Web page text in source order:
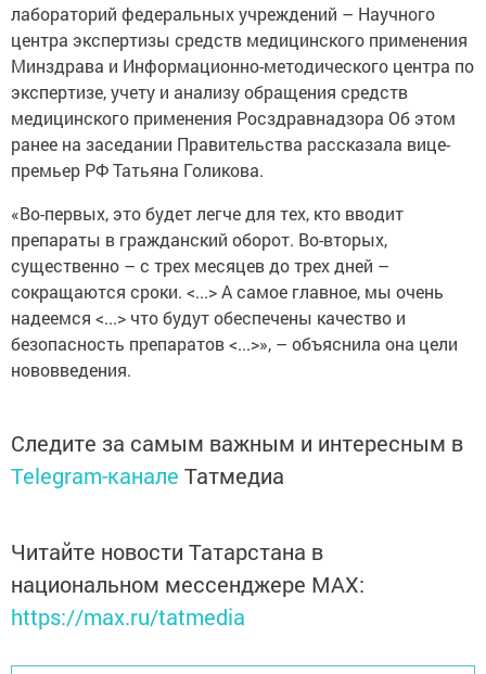
лабораторий федеральных учреждений – Научного
центра экспертизы средств медицинского применения
Минздрава и Информационно-методического центра по
экспертизе, учету и анализу обращения средств
медицинского применения Росздравнадзора Об этом
ранее на заседании Правительства рассказала вице-
премьер РФ Татьяна Голикова.
«Во-первых, это будет легче для тех, кто вводит
препараты в гражданский оборот. Во-вторых,
существенно – с трех месяцев до трех дней –
сокращаются сроки. <...> А самое главное, мы очень
надеемся <...> что будут обеспечены качество и
безопасность препаратов <...>», – объяснила она цели
нововведения.
Следите за самым важным и интересным в
Telegram-канале Татмедиа
Читайте новости Татарстана в
национальном мессенджере MАХ:
https://max.ru/tatmedia